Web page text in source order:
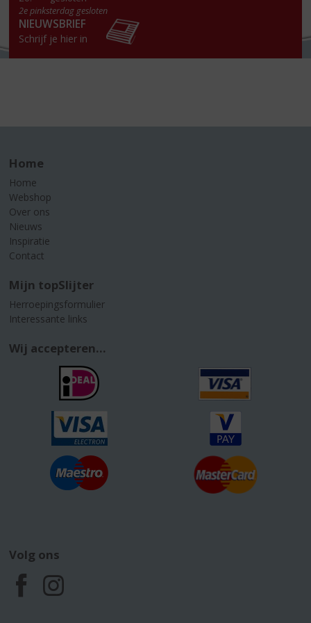
2e pinksterdag gesloten
NIEUWSBRIEF
Schrijf je hier in
Home
Home
Webshop
Over ons
Nieuws
Inspiratie
Contact
Mijn topSlijter
Herroepingsformulier
Interessante links
Wij accepteren...
Volg ons
F
I